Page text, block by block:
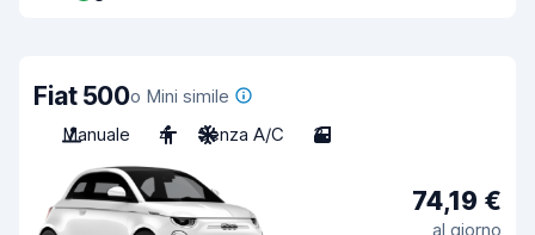
Fiat 500o Mini simile
Manuale
4 Senza A/C 3
74,19 €
al giorno